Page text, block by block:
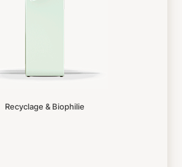
Recyclage & Biophilie